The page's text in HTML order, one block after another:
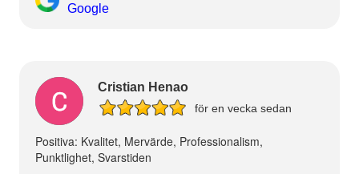
Google
Cristian Henao
för en vecka sedan
Positiva: Kvalitet, Mervärde, Professionalism,
Punktlighet, Svarstiden